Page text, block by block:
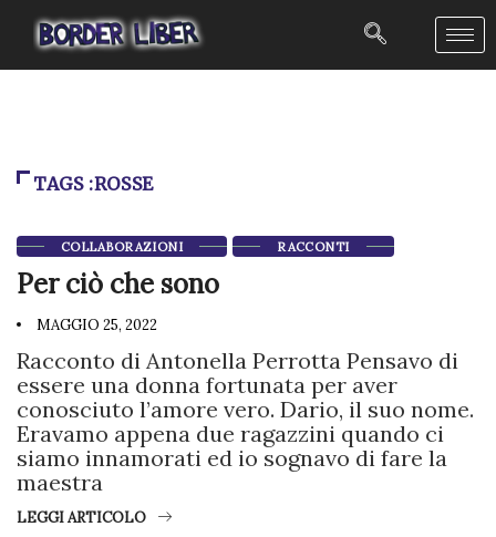
TAGS :ROSSE
COLLABORAZIONI RACCONTI
Per ciò che sono
MAGGIO 25, 2022
Racconto di Antonella Perrotta Pensavo di
essere una donna fortunata per aver
conosciuto l’amore vero. Dario, il suo nome.
Eravamo appena due ragazzini quando ci
siamo innamorati ed io sognavo di fare la
maestra
LEGGI ARTICOLO